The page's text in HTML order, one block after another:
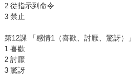
2 從指示到命令
3 禁止
第12課 「感情1（喜歡、討厭、驚訝）」
1 喜歡
2 討厭
3 驚訝